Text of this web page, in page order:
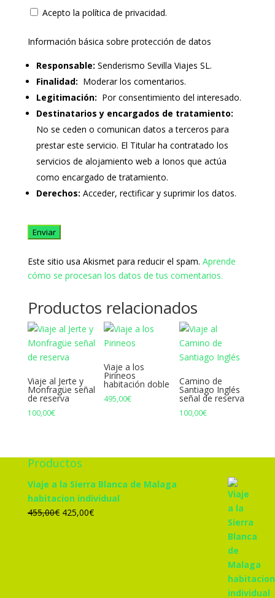
Acepto la política de privacidad.
Información básica sobre protección de datos
Responsable: Senderismo Sevilla Viajes SL.
Finalidad: Moderar los comentarios.
Legitimación: Por consentimiento del interesado.
Destinatarios y encargados de tratamiento:
No se ceden o comunican datos a terceros para
prestar este servicio. El Titular ha contratado los
servicios de alojamiento web a Ionos que actúa
como encargado de tratamiento.
Derechos: Acceder, rectificar y suprimir los datos.
Este sitio usa Akismet para reducir el spam. Aprende
cómo se procesan los datos de tus comentarios.
Productos relacionados
Viaje al Jerte y
Monfragüe señal
de reserva
100,00€
Viaje a los
Pirineos
habitación doble
495,00€
Camino de
Santiago Inglés
señal de reserva
100,00€
Productos
Viaje a la Sierra Blanca de Malaga
habitacion individual
455,00€ El
425,00€El